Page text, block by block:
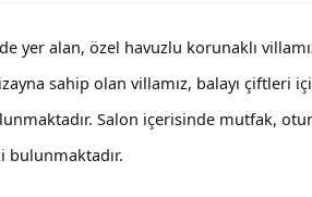
yer alan, özel havuzlu korunaklı
sahip olan villamız, balayı çiftleri
Salon içerisinde mutfak,
bulunmaktadır.